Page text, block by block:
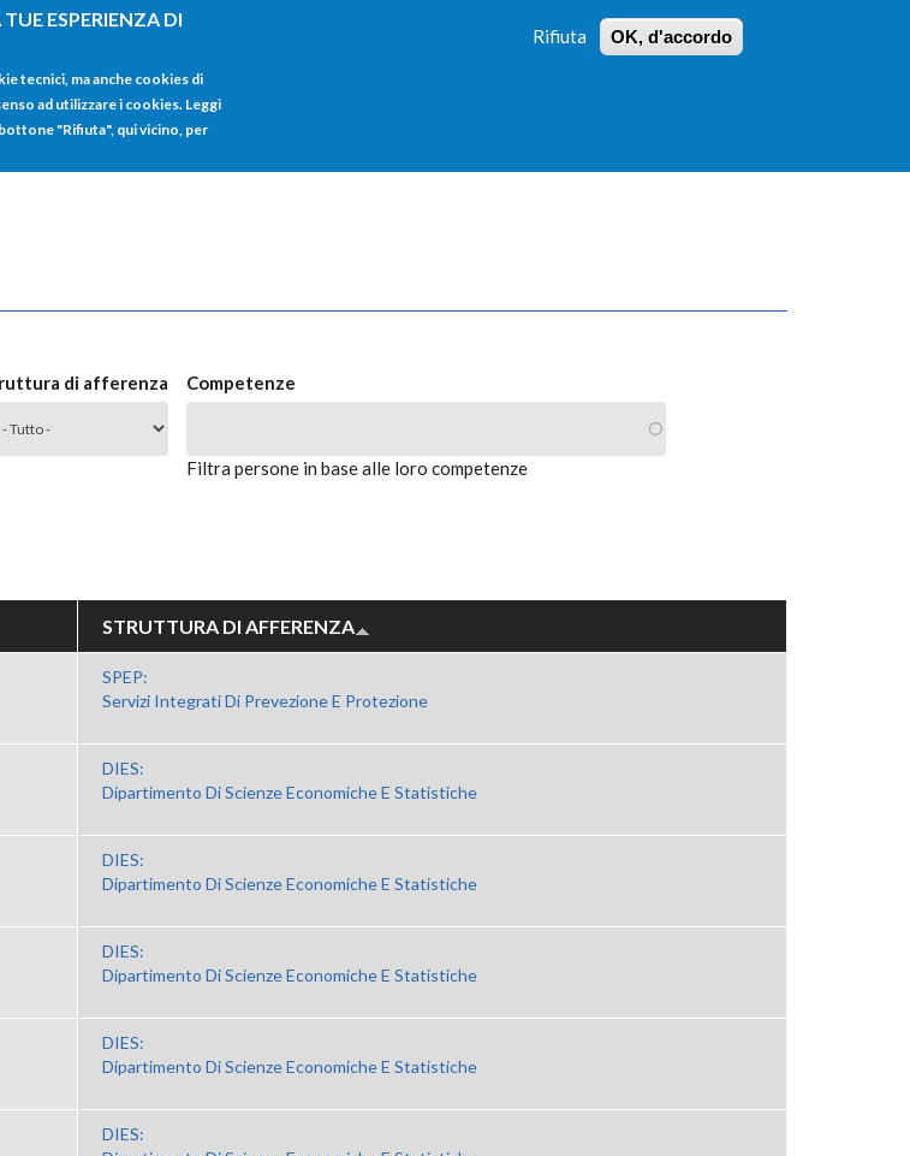
ESPERIENZA DI
tecnici, ma anche cookies di
ad utilizzare i cookies. Leggi
"Rifiuta", qui vicino, per
Rifiuta OK, d'accordo
RICERCA
HOME
di afferenza Competenze
Filtra persone in base alle loro competenze
STRUTTURA DI AFFERENZA
SPEP:
Servizi Integrati Di Prevezione E Protezione
DIES:
Dipartimento Di Scienze Economiche E Statistiche
DIES:
Dipartimento Di Scienze Economiche E Statistiche
DIES:
Dipartimento Di Scienze Economiche E Statistiche
DIES:
Dipartimento Di Scienze Economiche E Statistiche
DIES: